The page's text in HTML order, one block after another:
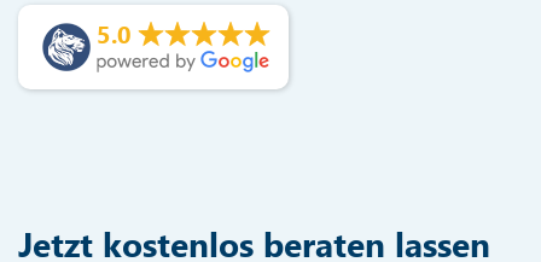
5.0
Jetzt kostenlos beraten lassen